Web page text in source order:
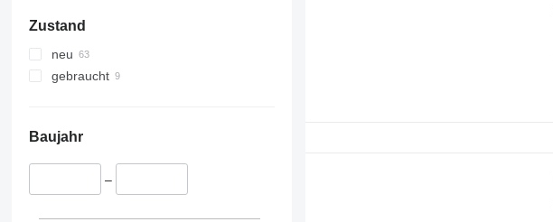
Zustand
neu
gebraucht
Baujahr
–